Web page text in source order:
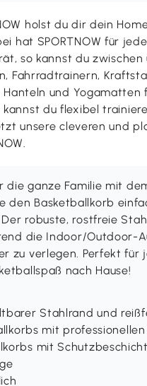
holst du dir dein
hat SPORTNOW für
so kannst du
Fahrradtrainern,
Hanteln und Yogamatten
kannst du flexibel
unsere cleveren und
die ganze Familie mit
den Basketballkorb
robuste, rostfreie
die Indoor/Outdoor-
zu verlegen. Perfekt für
nach Hause!
Stahlrand und
mit professionellen
mit